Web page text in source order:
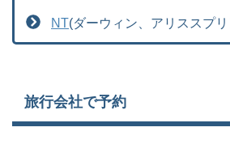
NT(ダーウィン、アリススプ
旅行会社で予約